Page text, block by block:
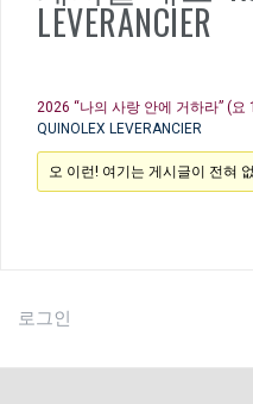
LEVERANCIER
2026 “나의 사랑 안에 거하라” (요
QUINOLEX LEVERANCIER
오 이런! 여기는 게시글이 전혀
로그인